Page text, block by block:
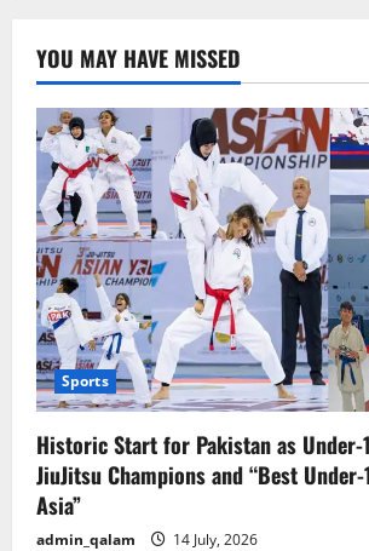
YOU MAY HAVE MISSED
Sports
Historic Start for Pakistan as Under-
JiuJitsu Champions and “Best
Asia”
admin_qalam 14 July, 2026